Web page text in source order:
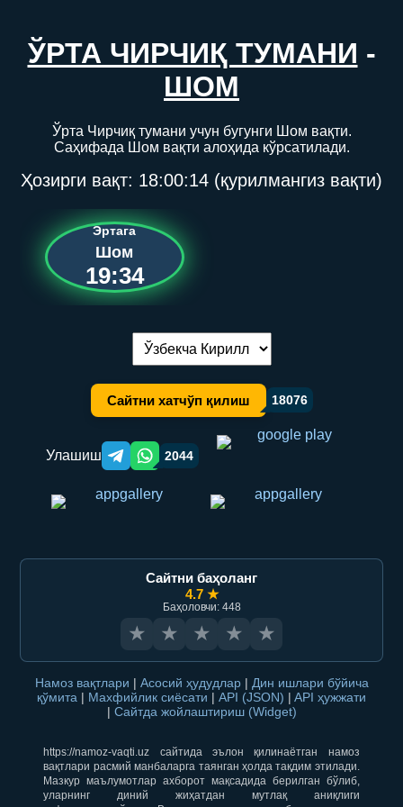
ЎРТА ЧИРЧИҚ ТУМАНИ -
ШОМ
Ўрта Чирчиқ тумани учун бугунги Шом вақти.
Саҳифада Шом вақти алоҳида кўрсатилади.
Ҳозирги вақт: 18:00:14 (қурилмангиз вақти)
Эртага
Шом
19:34
Тилни алмаштириш:
Сайтни хатчўп қилиш 18076
Улашиш Telegram orqali ulashish
WhatsApp orqali ulashish
2044
Сайтни баҳоланг
4.7 ★
Баҳоловчи: 448
★ ★ ★ ★ ★
Намоз вақтлари | Асосий ҳудудлар | Дин ишлари бўйича
қўмита | Махфийлик сиёсати | API (JSON) | API ҳужжати
| Сайтда жойлаштириш (Widget)
https://namoz-vaqti.uz сайтида эълон қилинаётган намоз
вақтлари расмий манбаларга таянган ҳолда тақдим этилади.
Мазкур маълумотлар ахборот мақсадида берилган бўлиб,
уларнинг диний жиҳатдан мутлақ аниқлиги